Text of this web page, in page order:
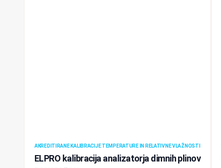
AKREDITIRANE KALIBRACIJE TEMPERATURE IN RELATIVNE VLAŽNOSTI
ELPRO kalibracija analizatorja dimnih plinov